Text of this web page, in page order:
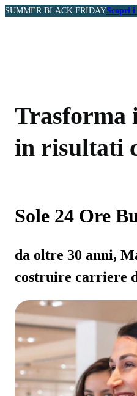
SUMMER BLACK FRIDAYScopri i
Trasforma
in risultati
Sole 24 Ore
da oltre 30 anni,
costruire carriere